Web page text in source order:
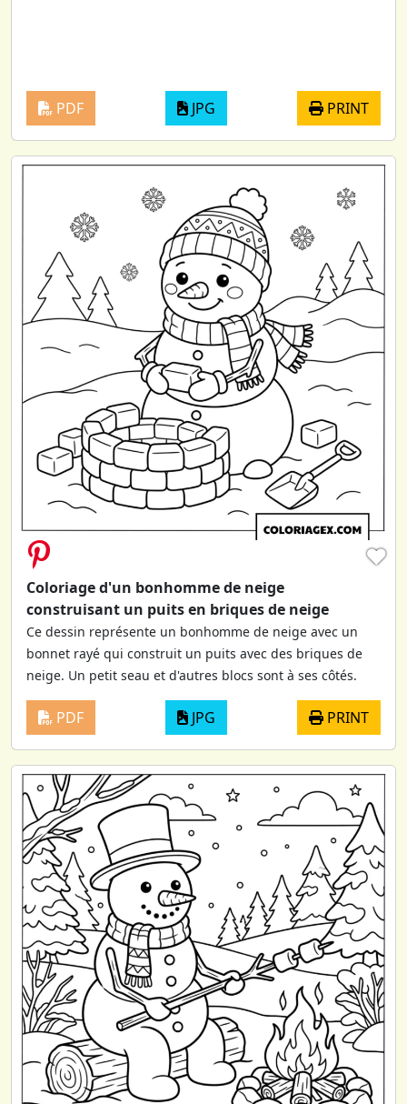
PDF JPG PRINT
♥
Coloriage d'un bonhomme de neige
construisant un puits en briques de neige
Ce dessin représente un bonhomme de neige avec un
bonnet rayé qui construit un puits avec des briques de
neige. Un petit seau et d'autres blocs sont à ses côtés.
PDF JPG PRINT